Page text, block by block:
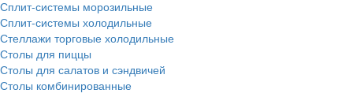
Сплит-системы морозильные
Сплит-системы холодильные
Стеллажи торговые холодильные
Столы для пиццы
Столы для салатов и сэндвичей
Столы комбинированные